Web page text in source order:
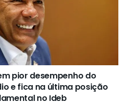
pior desempenho do
e fica na última posição
no Ideb